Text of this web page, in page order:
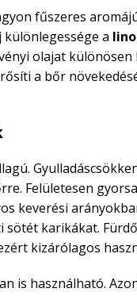
fűszeres
a
olajat
a bőr
Felületesen
keverési
sötét karikákat.
kizárólagos
is használható.